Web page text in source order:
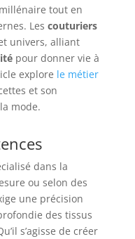
tout en
Les couturiers
univers, alliant
pour donner vie à
explore le métier
et son
mode.
dans la
ou selon des
une précision
des tissus
s’agisse de créer